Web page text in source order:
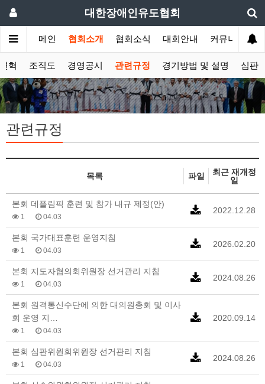
대한장애인유도협회
메인 협회소개 협회소식 대회안내 커뮤니티
연혁 조직도 경영공시 관련규정 경기방법 및 설명 심판
관련규정
목록 파일
최근 재개정
일
본회 데플림픽 훈련 및 참가 내규 제정(안)
1 04.03
2022.12.28
본회 국가대표훈련 운영지침
1 04.03
2026.02.20
본회 지도자협의회위원장 선거관리 지침
1 04.03
2024.08.26
본회 원격통신수단에 의한 대의원총회 및 이사
회 운영 지…
1 04.03
2020.09.14
본회 심판위원회위원장 선거관리 지침
1 04.03
2024.08.26